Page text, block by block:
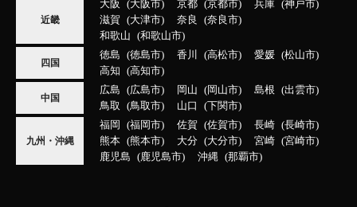
近畿
大阪 大阪市 京都 京都市 兵庫
神戸市
滋賀
大津市 奈良
奈良市
和歌山
和歌山市
四国
徳島 徳島市 香川 高松市 愛媛
松山市
高知
高知市
中国
広島 広島市 岡山 岡山市 島根
出雲市
鳥取
鳥取市 山口 下関市
九州・沖縄
福岡 福岡市 佐賀 佐賀市 長崎
長崎市
熊本
熊本市 大分 大分市 宮崎
宮崎市
鹿児島
鹿児島市 沖縄 那覇市